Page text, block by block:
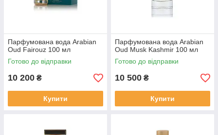
Парфумована вода Arabian
Oud Fairouz 100 мл
Готово до відправки
10 200 ₴
Купити
Парфумована вода Arabian
Oud Musk Kashmir 100 мл
Готово до відправки
10 500 ₴
Купити